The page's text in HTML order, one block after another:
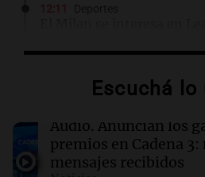
Mundo
limita el consumo de pie
12:10 Mundo
Escuchá
Audio. Anuncian los
premios en Cadena 3:
mensajes recibidos